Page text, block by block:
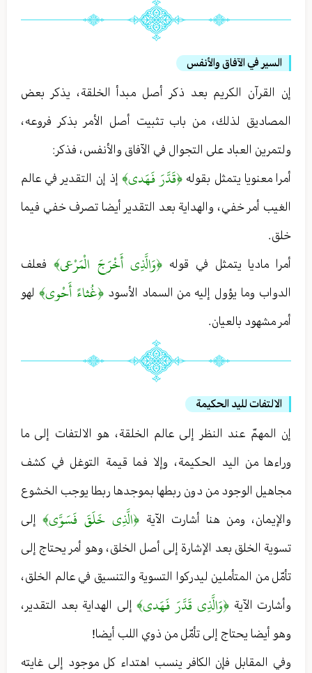
السير في الآفاق والأنفس
إن القرآن الكريم بعد ذكر أصل مبدأ الخلقة ، يذكر بعض
المصاديق لذلك ، من باب تثبيت أصل الأمر بذكر فروعه ،
ولتمرين العباد على التجوال في الآفاق والأنفس ، فذكر :
أمرا معنويا يتمثل بقوله ﴿قَدَّرَ فَهَدى﴾ إذ إن التقدير في عالم
الغيب أمر خفي ، والهداية بعد التقدير أيضا تصرف خفي فيما
خلق .
أمرا ماديا يتمثل في قوله ﴿وَالَّذِي أَخْرَجَ الْمَرْعى‏﴾ فعلف
الدواب وما يؤول إليه من السماد الأسود﴿غُثاءً أَحْوى﴾ لهو
أمر مشهود بالعيان .
الالتفات لليد الحكيمة
إن المهمّ عند النظر إلى عالم الخلقة ، هو الالتفات إلى ما
وراءها من اليد الحكيمة ، وإلا فما قيمة التوغل في كشف
مجاهيل الوجود من دون ربطها بموجدها ربطا يوجب الخشوع
والإيمان ، ومن هنا أشارت الآية ﴿الَّذِي خَلَقَ فَسَوَّى﴾إلى
تسوية الخلق بعد الإشارة إلى أصل الخلق ، وهو أمر يحتاج إلى
تأمّل من المتأملين ليدركوا التسوية والتنسيق في عالم الخلق ،
وأشارت الآية ﴿وَالَّذِي قَدَّرَ فَهَدى﴾ إلى الهداية بعد التقدير ،
وهو أيضا يحتاج إلى تأمّل من ذوي اللب أيضا!
وفي المقابل فإن الكافر ينسب اهتداء كل موجود إلی غايته